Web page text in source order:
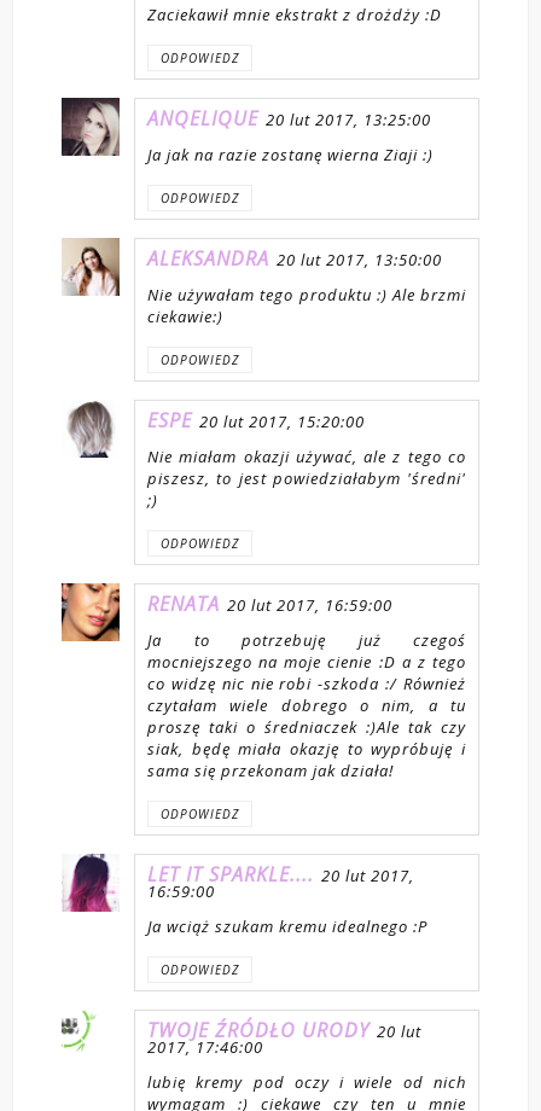
Zaciekawił mnie ekstrakt z drożdży :D
ODPOWIEDZ
ANQELIQUE 20 lut 2017, 13:25:00
Ja jak na razie zostanę wierna Ziaji :)
ODPOWIEDZ
ALEKSANDRA 20 lut 2017, 13:50:00
Nie używałam tego produktu :) Ale brzmi
ciekawie:)
ODPOWIEDZ
ESPE 20 lut 2017, 15:20:00
Nie miałam okazji używać, ale z tego co
piszesz, to jest powiedziałabym 'średni'
;)
ODPOWIEDZ
RENATA 20 lut 2017, 16:59:00
Ja to potrzebuję już czegoś
mocniejszego na moje cienie :D a z tego
co widzę nic nie robi -szkoda :/ Również
czytałam wiele dobrego o nim, a tu
proszę taki o średniaczek :)Ale tak czy
siak, będę miała okazję to wypróbuję i
sama się przekonam jak działa!
ODPOWIEDZ
LET IT SPARKLE.... 20 lut 2017,
16:59:00
Ja wciąż szukam kremu idealnego :P
ODPOWIEDZ
TWOJE ŹRÓDŁO URODY 20 lut
2017, 17:46:00
lubię kremy pod oczy i wiele od nich
wymagam :) ciekawe czy ten u mnie